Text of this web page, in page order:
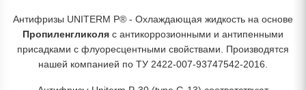
Антифризы UNITERM P® - Охлаждающая жидкость на основе
Пропиленгликоля с антикоррозионными и антипенными
присадками с флуоресцентными свойствами. Производятся
нашей компанией по ТУ 2422-007-93747542-2016.